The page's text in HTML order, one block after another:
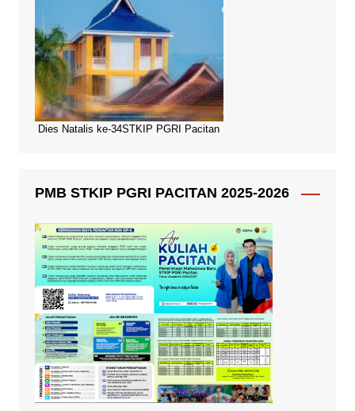
Dies Natalis ke-34STKIP PGRI Pacitan
PMB STKIP PGRI PACITAN 2025-2026